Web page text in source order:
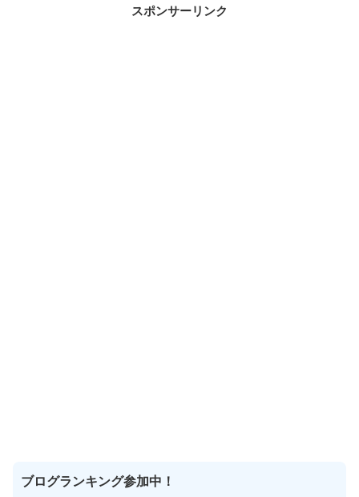
スポンサーリンク
ブログランキング参加中！